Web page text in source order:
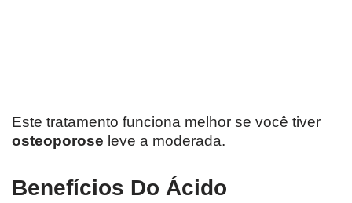
Este tratamento funciona melhor se você tiver
osteoporose leve a moderada.
Benefícios Do Ácido